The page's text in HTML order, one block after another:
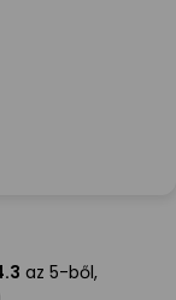
az 5-ből,